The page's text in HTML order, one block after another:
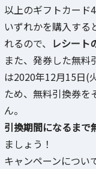
以上のギフトカード4
いずれかを購入する
れるので、 レシート
また、発券した無
は2020年12月15日(
ため、無料引換券を
ん。
引換期間になるまで
ましょう！
キャンペーンについ